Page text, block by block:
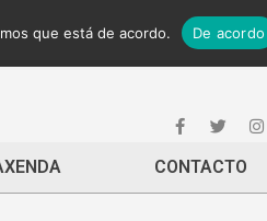
CONTACTO
que está de acordo. De acordo